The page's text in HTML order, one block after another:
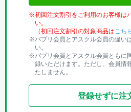
初回注文割引をご利用のお客様は
い。
（初回注文割引の対象商品はこち
パプリ会員とアスクル会員の違い
い。
パプリ会員とアスクル会員ともに
録いただけます。ただし、会員情
たしません。
登録せずに注